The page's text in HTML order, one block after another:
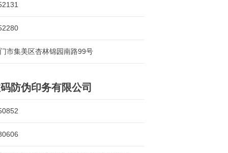
市集美区杏林锦园南路99号
防伪印务有限公司